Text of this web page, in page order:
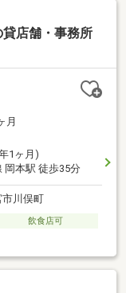
店舗・事務所
月
1ヶ月)
岡本駅 徒歩35分
川俣町
飲食店可